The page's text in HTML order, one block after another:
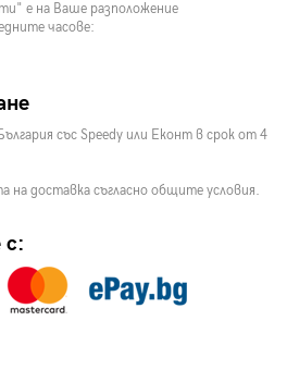
е на Ваше разположение
часове:
със Speedy или Еконт в срок от 4
доставка съгласно общите условия.